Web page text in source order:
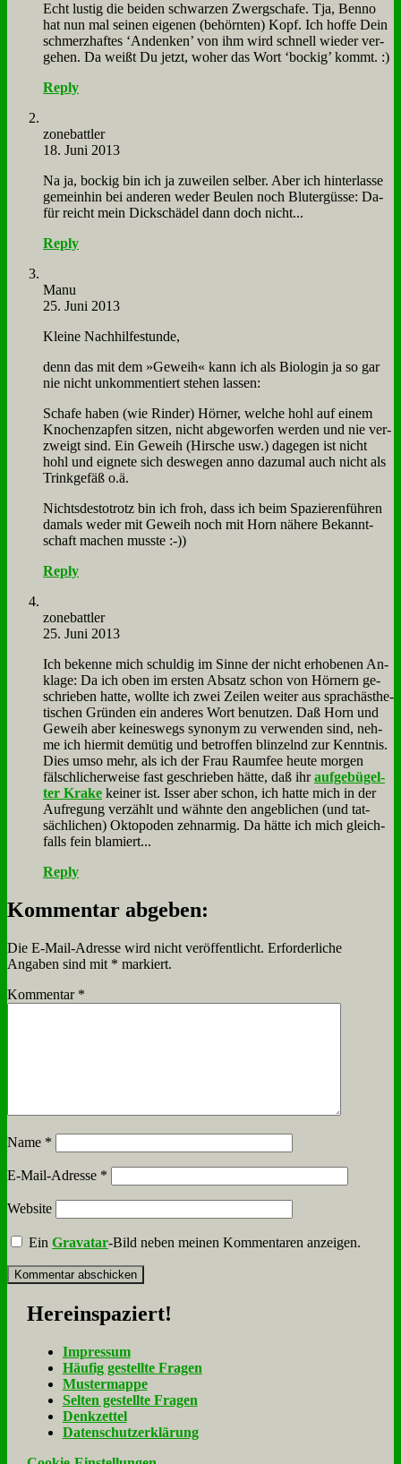
Echt lu­stig die bei­den schwar­zen Zwerg­scha­fe. Tja, Ben­no
hat nun mal sei­nen ei­ge­nen (be­hörn­ten) Kopf. Ich hof­fe Dein
schmerz­haf­tes ‘An­denken’ von ihm wird schnell wie­der ver­
ge­hen. Da weißt Du jetzt, wo­her das Wort ‘bockig’ kommt. :)
Reply
zone­batt­ler
18. Juni 2013
Na ja, bockig bin ich ja zu­wei­len sel­ber. Aber ich hin­ter­las­se
ge­mein­hin bei an­de­ren we­der Beu­len noch Blut­ergüs­se: Da­
für reicht mein Dick­schä­del dann doch nicht...
Reply
Ma­nu
25. Juni 2013
Klei­ne Nach­hil­fe­stun­de,
denn das mit dem »Ge­weih« kann ich als Bio­lo­gin ja so gar
nie nicht un­kom­men­tiert ste­hen las­sen:
Scha­fe ha­ben (wie Rin­der) Hör­ner, wel­che hohl auf ei­nem
Kno­chen­zap­fen sit­zen, nicht ab­ge­wor­fen wer­den und nie ver­
zweigt sind. Ein Ge­weih (Hir­sche usw.) da­ge­gen ist nicht
hohl und eig­ne­te sich des­we­gen an­no da­zu­mal auch nicht als
Trink­ge­fäß o.ä.
Nichts­de­sto­trotz bin ich froh, dass ich beim Spa­zie­ren­füh­ren
da­mals we­der mit Ge­weih noch mit Horn nä­he­re Be­kannt­
schaft ma­chen muss­te :-))
Reply
zone­batt­ler
25. Juni 2013
Ich be­ken­ne mich schul­dig im Sin­ne der nicht er­ho­be­nen An­
kla­ge: Da ich oben im er­sten Ab­satz schon von Hör­nern ge­
schrie­ben hat­te, woll­te ich zwei Zei­len wei­ter aus sprach­äs­the­
ti­schen Grün­den ein an­de­res Wort be­nut­zen. Daß Horn und
Ge­weih aber kei­nes­wegs syn­onym zu ver­wen­den sind, neh­
me ich hier­mit de­mü­tig und be­trof­fen blin­zelnd zur Kennt­nis.
Dies um­so mehr, als ich der Frau Raum­fee heu­te mor­gen
fälsch­li­cher­wei­se fast ge­schrie­ben hät­te, daß ihrauf­ge­bü­gel­
ter Kra­ke kei­ner ist. Is­ser aber schon, ich hat­te mich in der
Auf­re­gung ver­zählt und wähn­te den an­geb­li­chen (und tat­
säch­li­chen) Ok­to­po­den zehn­ar­mig. Da hät­te ich mich gleich­
falls fein bla­miert...
Reply
Kommentar abgeben:
Die E-Mail-Adresse wird nicht veröffentlicht. Erforderliche
Angaben sind mit * markiert.
Kommentar *
Name *
E-Mail-Adresse *
Website
EinGravatar-Bild neben meinen Kommentaren anzeigen.
Her­ein­spa­ziert!
Im­pres­sum
Häu­fig ge­stell­te Fra­gen
Mu­ster­map­pe
Sel­ten ge­stell­te Fra­gen
Denk­zet­tel
Da­ten­schutz­er­klä­rung